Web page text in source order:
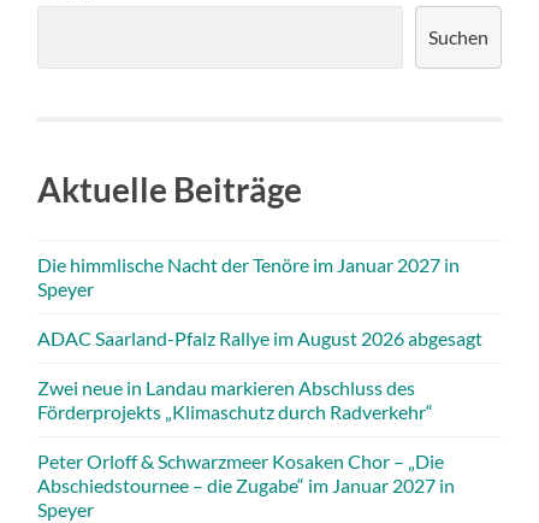
Suchen
Aktuelle Beiträge
Die himmlische Nacht der Tenöre im Januar 2027 in
Speyer
ADAC Saarland-Pfalz Rallye im August 2026 abgesagt
Zwei neue in Landau markieren Abschluss des
Förderprojekts „Klimaschutz durch Radverkehr“
Peter Orloff & Schwarzmeer Kosaken Chor – „Die
Abschiedstournee – die Zugabe“ im Januar 2027 in
Speyer